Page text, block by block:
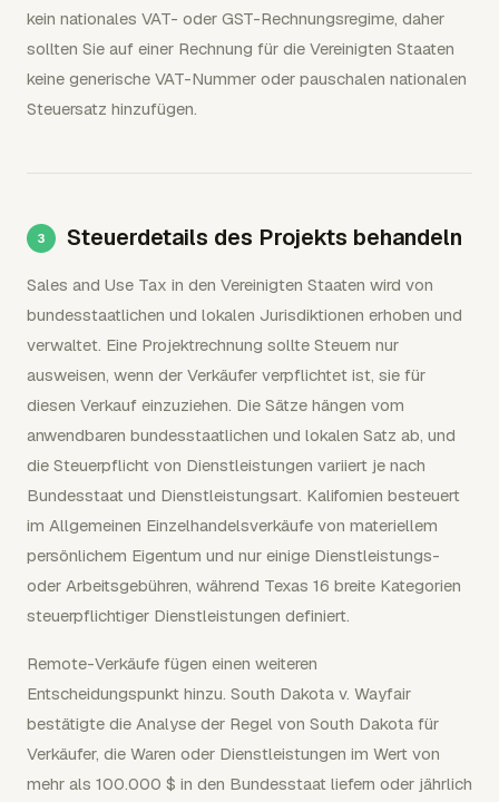
kein nationales VAT- oder GST-Rechnungsregime, daher
sollten Sie auf einer Rechnung für die Vereinigten Staaten
keine generische VAT-Nummer oder pauschalen nationalen
Steuersatz hinzufügen.
Steuerdetails des Projekts behandeln
Sales and Use Tax in den Vereinigten Staaten wird von
bundesstaatlichen und lokalen Jurisdiktionen erhoben und
verwaltet. Eine Projektrechnung sollte Steuern nur
ausweisen, wenn der Verkäufer verpflichtet ist, sie für
diesen Verkauf einzuziehen. Die Sätze hängen vom
anwendbaren bundesstaatlichen und lokalen Satz ab, und
die Steuerpflicht von Dienstleistungen variiert je nach
Bundesstaat und Dienstleistungsart. Kalifornien besteuert
im Allgemeinen Einzelhandelsverkäufe von materiellem
persönlichem Eigentum und nur einige Dienstleistungs-
oder Arbeitsgebühren, während Texas 16 breite Kategorien
steuerpflichtiger Dienstleistungen definiert.
Remote-Verkäufe fügen einen weiteren
Entscheidungspunkt hinzu. South Dakota v. Wayfair
bestätigte die Analyse der Regel von South Dakota für
Verkäufer, die Waren oder Dienstleistungen im Wert von
mehr als 100.000 $ in den Bundesstaat liefern oder jährlich